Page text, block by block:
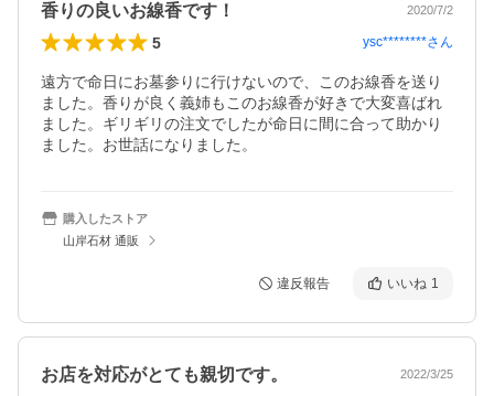
香りの良いお線香です！ 2020/7/2
5 ysc********さん
遠方で命日にお墓参りに行けないので、このお線香を送り
ました。香りが良く義姉もこのお線香が好きで大変喜ばれ
ました。ギリギリの注文でしたが命日に間に合って助かり
ました。お世話になりました。
購入したストア
山岸石材 通販
違反報告 いいね 1
お店を対応がとても親切です。 2022/3/25